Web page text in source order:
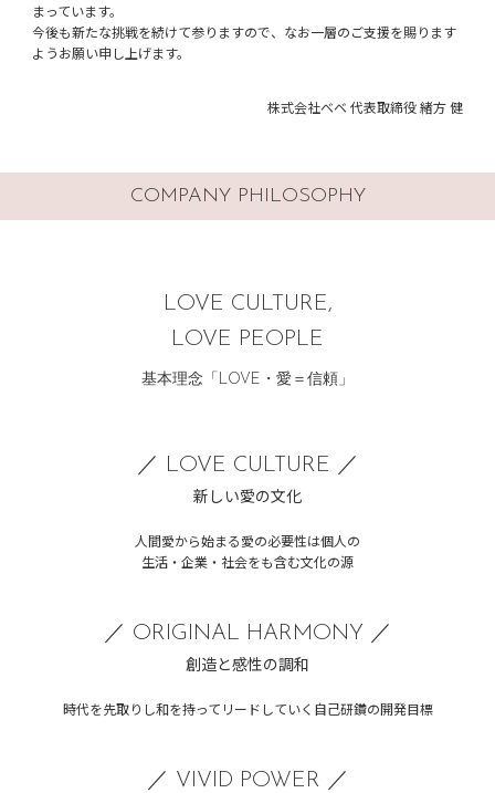
まっています。
今後も新たな挑戦を続けて参りますので、なお一層のご支援を賜ります
ようお願い申し上げます。
株式会社ベベ 代表取締役 緒方 健
COMPANY PHILOSOPHY
LOVE CULTURE,
LOVE PEOPLE
基本理念「LOVE・愛＝信頼」
／ LOVE CULTURE ／
新しい愛の文化
人間愛から始まる愛の必要性は個人の
生活・企業・社会をも含む文化の源
／ ORIGINAL HARMONY ／
創造と感性の調和
時代を先取りし和を持ってリードしていく自己研鑽の開発目標
／ VIVID POWER ／